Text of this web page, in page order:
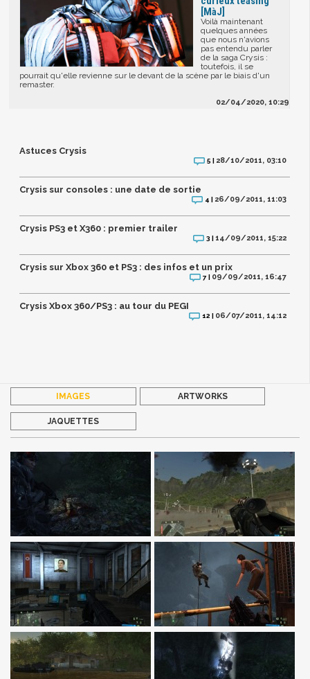
[MàJ]
Voilà maintenant
quelques années
que nous n'avions
pas entendu parler
de la saga Crysis :
toutefois, il se
pourrait qu'elle revienne sur le devant de la scène par le biais d'un
remaster.
02/04/2020, 10:29
Astuces Crysis
5 | 28/10/2011, 03:10
Crysis sur consoles : une date de sortie
4 | 26/09/2011, 11:03
Crysis PS3 et X360 : premier trailer
3 |14/09/2011, 15:22
Crysis sur Xbox 360 et PS3 : des infos et un prix
7 | 09/09/2011, 16:47
Crysis Xbox 360/PS3 : au tour du PEGI
12 | 06/07/2011, 14:12
IMAGES ARTWORKS
JAQUETTES